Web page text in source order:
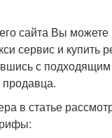
сайта Вы можете
сервис и купить
с
в статье